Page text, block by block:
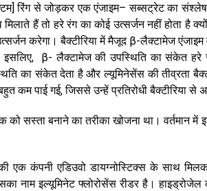
रिंग से जोड़कर एक एंजाइम– सब्सट्रेट का
हैं तो हरे रंग का कोई उत्सर्जन नहीं होता है
करेगा। बैक्टीरिया में मैजूद β-लैक्टामेज एंजाइम
β- लैक्टामेज की उपस्थिति का संकेत हरे
का संकेत देता है और ल्यूमिनेसेंस की तीव्रता
कम पाई गई, जिससे उन्हें प्रतिरोधी बैक्टीरिया
सस्ता बनाने का तरीका खोजना था। वर्तमान
एक कंपनी एडिउवो डायग्नोस्टिक्स के साथ
नाम इल्यूमिनेट फ्लोरोसेंस रीडर है।